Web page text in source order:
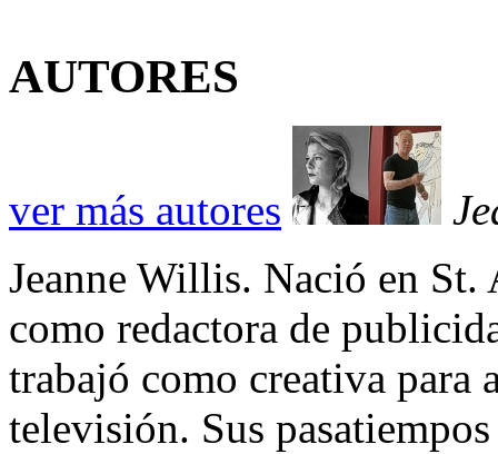
AUTORES
ver más autores
Jeanne Willis. Nació en St.
como redactora de
trabajó como creativa para
televisión. Sus